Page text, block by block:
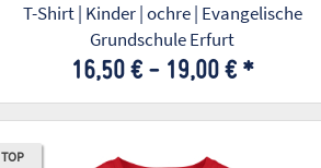
T-Shirt | Kinder | ochre | Evangelische
Grundschule Erfurt
16,50 € - 19,00 € *
TOP